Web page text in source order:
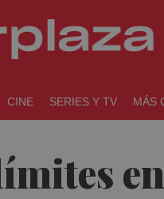
CINE SERIES Y TV MÁS